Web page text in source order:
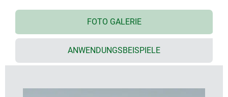
vertieft liegendes Bedienfeld zum Schutz der
ABS (UL 94 HB) oder PMMA Plexiglas infrarot-
durchlässig (UL 94 HB); für optimalen
zurückversetzt (Größen M/L)
FOTO GALERIE
ANWENDUNGSBEISPIELE